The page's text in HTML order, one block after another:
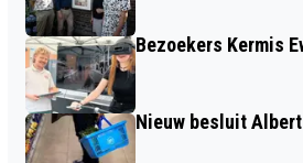
Bezoekers Kermis
Nieuw besluit